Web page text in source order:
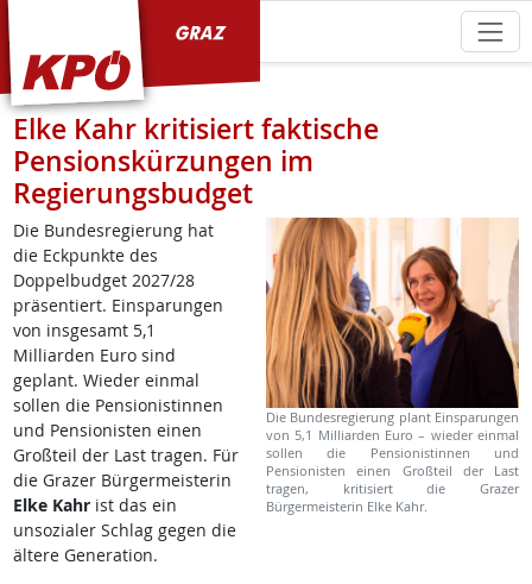
Elke Kahr kritisiert faktische
Pensionskürzungen im
Regierungsbudget
Die Bundesregierung plant Einsparungen
von 5,1 Milliarden Euro – wieder einmal
sollen die Pensionistinnen und
Pensionisten einen Großteil der Last
tragen, kritisiert die Grazer
Bürgermeisterin Elke Kahr.
Die Bundesregierung hat
die Eckpunkte des
Doppelbudget 2027/28
präsentiert. Einsparungen
von insgesamt 5,1
Milliarden Euro sind
geplant. Wieder einmal
sollen die Pensionistinnen
und Pensionisten einen
Großteil der Last tragen. Für
die Grazer Bürgermeisterin
Elke Kahrist das ein
unsozialer Schlag gegen die
ältere Generation.